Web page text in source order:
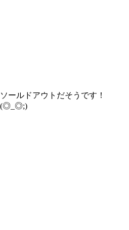
ソールドアウトだそうです！
(◎_◎;)